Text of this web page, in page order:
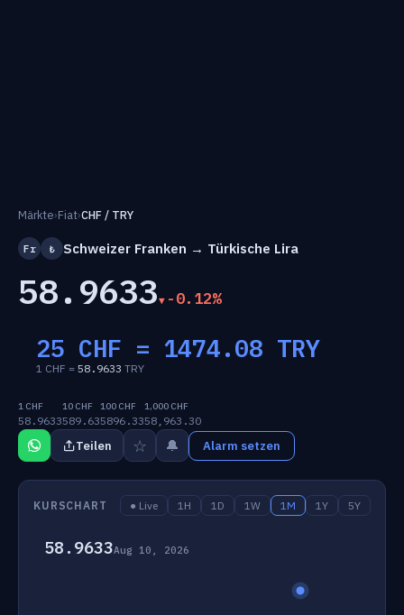
Märkte›Fiat›CHF / TRY
Fr ₺ Schweizer Franken → Türkische Lira
58.9633 -0.12%
25 CHF = 1474.08 TRY
1 CHF = 58.9633 TRY
1 CHF
58.9633
10 CHF
589.63
100 CHF
5896.33
1,000 CHF
58,963.30
Teilen ☆ 🔔 Alarm setzen
KURSCHART ● Live 1H 1D 1W 1M 1Y 5Y
58.9633Aug 10, 2026